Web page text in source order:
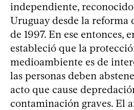
independiente,
Uruguay desde la reforma
de 1997. En ese entonces,
estableció que la
medioambiente es de
las personas deben
acto que cause
contaminación graves. El